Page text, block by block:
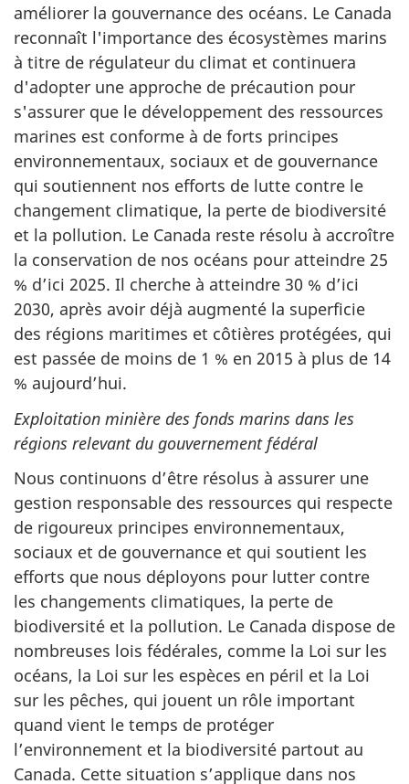
améliorer la gouvernance des océans. Le Canada
reconnaît l'importance des écosystèmes marins
à titre de régulateur du climat et continuera
d'adopter une approche de précaution pour
s'assurer que le développement des ressources
marines est conforme à de forts principes
environnementaux, sociaux et de gouvernance
qui soutiennent nos efforts de lutte contre le
changement climatique, la perte de biodiversité
et la pollution. Le Canada reste résolu à accroître
la conservation de nos océans pour atteindre 25
% d’ici 2025. Il cherche à atteindre 30 % d’ici
2030, après avoir déjà augmenté la superficie
des régions maritimes et côtières protégées, qui
est passée de moins de 1 % en 2015 à plus de 14
% aujourd’hui.
Exploitation minière des fonds marins dans les
régions relevant du gouvernement fédéral
Nous continuons d’être résolus à assurer une
gestion responsable des ressources qui respecte
de rigoureux principes environnementaux,
sociaux et de gouvernance et qui soutient les
efforts que nous déployons pour lutter contre
les changements climatiques, la perte de
biodiversité et la pollution. Le Canada dispose de
nombreuses lois fédérales, comme la Loi sur les
océans, la Loi sur les espèces en péril et la Loi
sur les pêches, qui jouent un rôle important
quand vient le temps de protéger
l’environnement et la biodiversité partout au
Canada. Cette situation s’applique dans nos